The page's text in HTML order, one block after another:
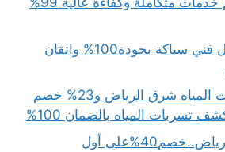
سباك الرياض..افضل فني سباكة بجودة100% واتقان
شركة كشف تسربات المياه شرق الرياض و23% خصم
تسربات المياه بالضمان 100%
شركة رش دفان بالرياض..خصم40%على أول